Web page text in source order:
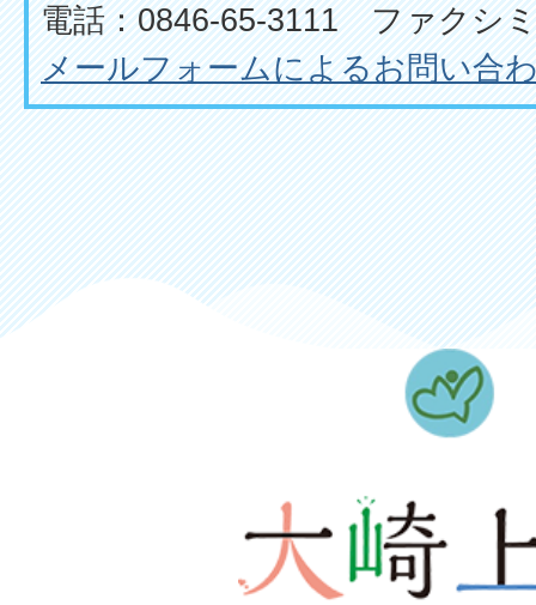
電話：0846-65-3111 ファクシ
メールフォームによるお問い合